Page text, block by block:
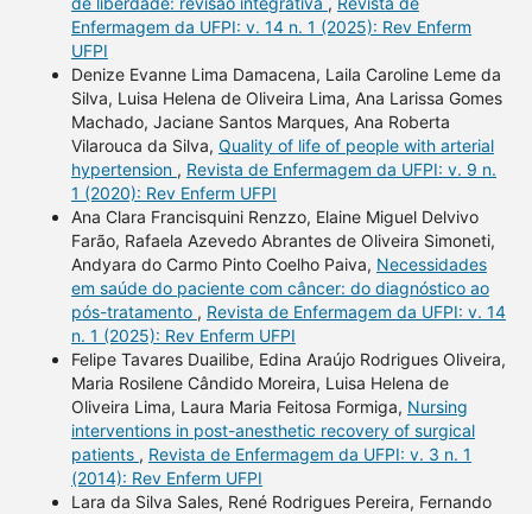
Enfermagem da UFPI: v. 14 n. 1 (2025): Rev Enferm
UFPI
Denize Evanne Lima Damacena, Laila Caroline Leme da
Silva, Luisa Helena de Oliveira Lima, Ana Larissa Gomes
Machado, Jaciane Santos Marques, Ana Roberta
Vilarouca da Silva, Quality of life of people with arterial
hypertension , Revista de Enfermagem da UFPI: v. 9 n.
1 (2020): Rev Enferm UFPI
Ana Clara Francisquini Renzzo, Elaine Miguel Delvivo
Farão, Rafaela Azevedo Abrantes de Oliveira Simoneti,
Andyara do Carmo Pinto Coelho Paiva, Necessidades
em saúde do paciente com câncer: do diagnóstico ao
pós-tratamento , Revista de Enfermagem da UFPI: v. 14
n. 1 (2025): Rev Enferm UFPI
Felipe Tavares Duailibe, Edina Araújo Rodrigues Oliveira,
Maria Rosilene Cândido Moreira, Luisa Helena de
Oliveira Lima, Laura Maria Feitosa Formiga, Nursing
interventions in post-anesthetic recovery of surgical
patients , Revista de Enfermagem da UFPI: v. 3 n. 1
(2014): Rev Enferm UFPI
Lara da Silva Sales, René Rodrigues Pereira, Fernando